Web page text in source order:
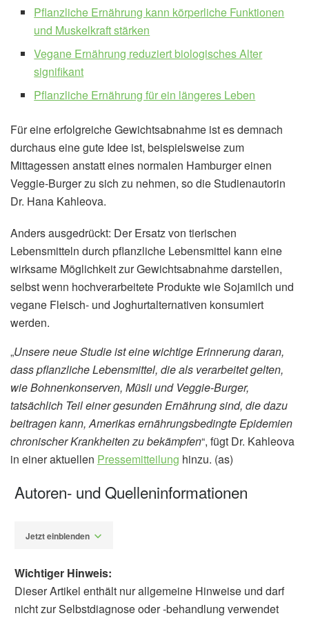
Pflanzliche Ernährung kann körperliche Funktionen
und Muskelkraft stärken
Vegane Ernährung reduziert biologisches Alter
signifikant
Pflanzliche Ernährung für ein längeres Leben
Für eine erfolgreiche Gewichtsabnahme ist es demnach
durchaus eine gute Idee ist, beispielsweise zum
Mittagessen anstatt eines normalen Hamburger einen
Veggie-Burger zu sich zu nehmen, so die Studienautorin
Dr. Hana Kahleova.
Anders ausgedrückt: Der Ersatz von tierischen
Lebensmitteln durch pflanzliche Lebensmittel kann eine
wirksame Möglichkeit zur Gewichtsabnahme darstellen,
selbst wenn hochverarbeitete Produkte wie Sojamilch und
vegane Fleisch- und Joghurtalternativen konsumiert
werden.
„Unsere neue Studie ist eine wichtige Erinnerung daran,
dass pflanzliche Lebensmittel, die als verarbeitet gelten,
wie Bohnenkonserven, Müsli und Veggie-Burger,
tatsächlich Teil einer gesunden Ernährung sind, die dazu
beitragen kann, Amerikas ernährungsbedingte Epidemien
chronischer Krankheiten zu bekämpfen“, fügt Dr. Kahleova
in einer aktuellen Pressemitteilung hinzu. (as)
Autoren- und Quelleninformationen
Jetzt einblenden
Wichtiger Hinweis:
Dieser Artikel enthält nur allgemeine Hinweise und darf
nicht zur Selbstdiagnose oder -behandlung verwendet